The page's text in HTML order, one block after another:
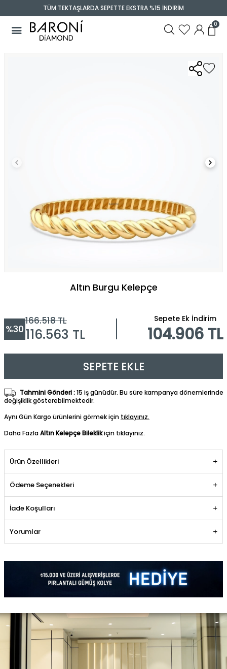
TÜM TEKTAŞLARDA SEPETTE EKSTRA %15 İNDİRİM
0
Altın Burgu Kelepçe
%30
166.518TL
116.563 TL
Sepete Ek İndirim
104.906 TL
SEPETE EKLE
Tahmini Gönderi :15 iş günüdür. Bu süre kampanya dönemlerinde
değişiklik gösterebilmektedir.
Aynı Gün Kargo ürünlerini görmek için tıklayınız.
Daha FazlaAltın Kelepçe Bileklikiçin tıklayınız.
Ürün Özellikleri
Ödeme Seçenekleri
İade Koşulları
Yorumlar